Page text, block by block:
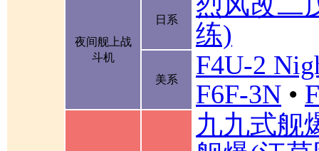
夜间舰上战
斗机
日系
练)
美系
F4U-2
F6F-3N •
九九式舰